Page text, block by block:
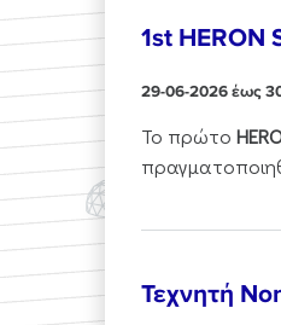
1st HERON
29-06-2026 έως
Το πρώτο
Τεχνητή